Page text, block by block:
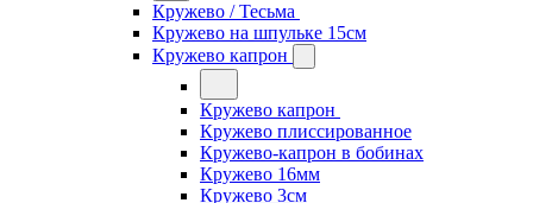
Кружево / Тесьма
Кружево на шпульке 15см
Кружево капрон
Кружево капрон
Кружево плиссированное
Кружево-капрон в бобинах
Кружево 16мм
Кружево 3см